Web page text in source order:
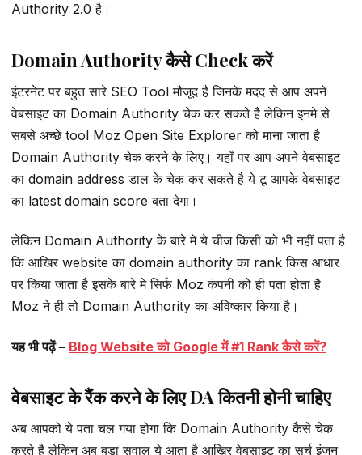
Authority 2.0 है।
Domain Authority कैसे Check करें
इंटरनेट पर बहुत सारे SEO Tool मौजूद है जिनके मदद से आप अपने
वेबसाइट का Domain Authority चेक कर सकते है लेकिन इनमे से
सबसे अच्छे tool Moz Open Site Explorer को माना जाता है
Domain Authority चेक करने के लिए। यहाँ पर आप अपने वेबसाइट
का domain address डाल के चेक कर सकते है ये टू आपके वेबसाइट
का latest domain score बता देगा।
लेकिन Domain Authority के बारे मे ये चीज किसी को भी नहीं पता है
कि आखिर website का domain authority का rank किस आधार
पर किया जाता है इसके बारे मे सिर्फ Moz कंपनी को ही पता होता है
Moz ने ही तो Domain Authority का अविष्कार किया है।
यह भी पढ़ें – Blog Website को Google में #1 Rank कैसे करें?
वेबसाइट के रैंक करने के लिए DA कितनी होनी चाहिए
अब आपको ये पता चल गया होगा कि Domain Authority कैसे चेक
करते है लेकिन अब बड़ा सवाल ये आता है आखिर वेबसाइट का सर्च इंजन